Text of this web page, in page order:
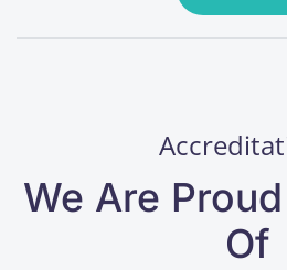
We Are
Of